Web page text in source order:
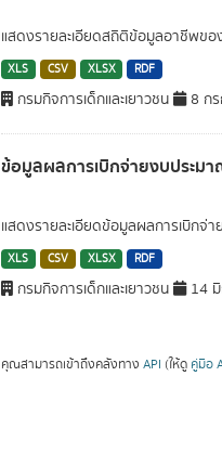
แสดงรายละเอียดสถิติข้อมูลอาชีพข
XLS CSV XLSX RDF
กรมกิจการเด็กและเยาวชน 8 กร
ข้อมูลผลการเบิกจ่ายงบประม
แสดงรายละเอียดข้อมูลผลการเบิกจ่
XLS CSV XLSX RDF
กรมกิจการเด็กและเยาวชน 14 มิ
คุณสามารถเข้าถึงคลังทาง API (ให้ดู คู่มือ